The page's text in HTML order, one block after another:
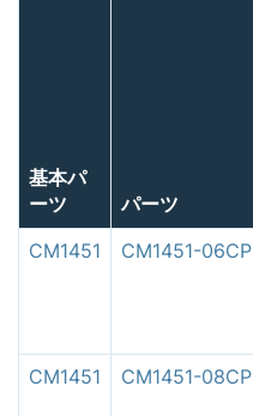
基本パ
ーツ
パーツ
CM1451
CM1451-06CP
CM1451 CM1451-08CP